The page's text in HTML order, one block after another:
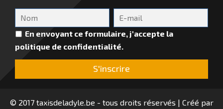
En envoyant ce formulaire, j'accepte la
politique de confidentialité.
© 2017 taxisdeladyle.be - tous droits réservés | Créé par